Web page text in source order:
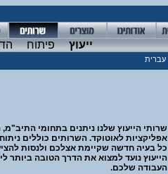
ייעוץ פיתוח
עברית
שרותי הייעוץ שלנו ניתנים בתחומי
אפליקציות לאוטוקד. השרותים כוללים
כל בעיה חדשה שקיימת אצלכם ולנסות
הייעוץ נועד למצוא את הדרך הטובה ביותר
העבודה שלכם.